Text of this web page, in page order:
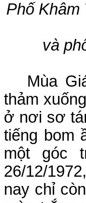
Phố Khâm
và
Mùa
thảm
ở nơi sơ
tiếng bom
một góc
26/12/1972
nay chỉ